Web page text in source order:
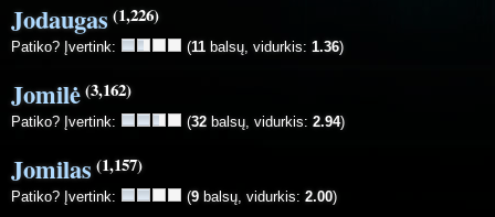
Jodaugas(1,226)
Patiko? Įvertink: (11 balsų, vidurkis: 1.36)
Jomilė(3,162)
Patiko? Įvertink: (32 balsų, vidurkis: 2.94)
Jomilas(1,157)
Patiko? Įvertink: (9 balsų, vidurkis: 2.00)